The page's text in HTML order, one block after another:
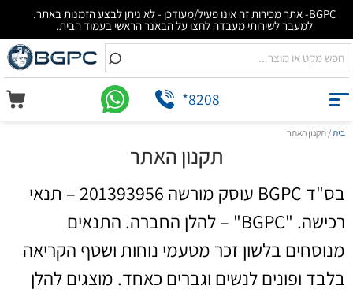
BGPC- אתר מכירות זה אינו פעיל/מעודכן - לא ניתן לבצע הזמנות באתר.
למעבר לשירותי מעבדה לחצו על הבאנר הראשי בעמוד הבית.
*8208
בית/ תקנון האתר
תקנון האתר
בס"ד BGPC עוסק מורשה 201393956 – תנאי
רכישה. "BGPC" – להלן החברה. התנאים
מנוסחים בלשון זכר מטעמי נוחות ושטף הקריאה
בלבד ופונים לנשים וגברים כאחד. מוצגים להלן